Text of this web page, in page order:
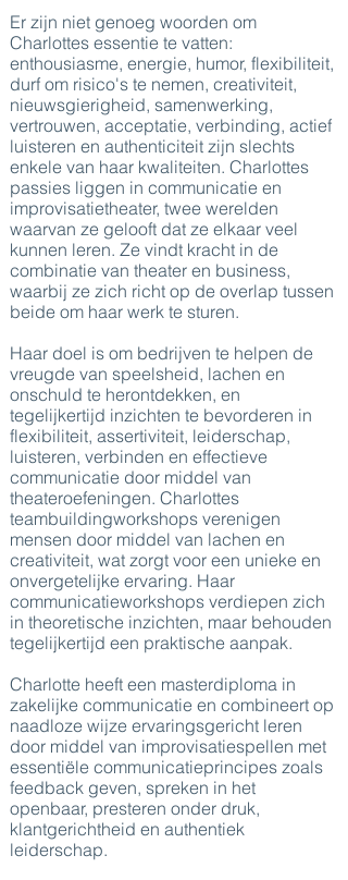
Er zijn niet genoeg woorden om
Charlottes essentie te vatten:
enthousiasme, energie, humor, flexibiliteit,
durf om risico's te nemen, creativiteit,
nieuwsgierigheid, samenwerking,
vertrouwen, acceptatie, verbinding, actief
luisteren en authenticiteit zijn slechts
enkele van haar kwaliteiten. Charlottes
passies liggen in communicatie en
improvisatietheater, twee werelden
waarvan ze gelooft dat ze elkaar veel
kunnen leren. Ze vindt kracht in de
combinatie van theater en business,
waarbij ze zich richt op de overlap tussen
beide om haar werk te sturen.
Haar doel is om bedrijven te helpen de
vreugde van speelsheid, lachen en
onschuld te herontdekken, en
tegelijkertijd inzichten te bevorderen in
flexibiliteit, assertiviteit, leiderschap,
luisteren, verbinden en effectieve
communicatie door middel van
theateroefeningen. Charlottes
teambuildingworkshops verenigen
mensen door middel van lachen en
creativiteit, wat zorgt voor een unieke en
onvergetelijke ervaring. Haar
communicatieworkshops verdiepen zich
in theoretische inzichten, maar behouden
tegelijkertijd een praktische aanpak.
Charlotte heeft een masterdiploma in
zakelijke communicatie en combineert op
naadloze wijze ervaringsgericht leren
door middel van improvisatiespellen met
essentiële communicatieprincipes zoals
feedback geven, spreken in het
openbaar, presteren onder druk,
klantgerichtheid en authentiek
leiderschap.